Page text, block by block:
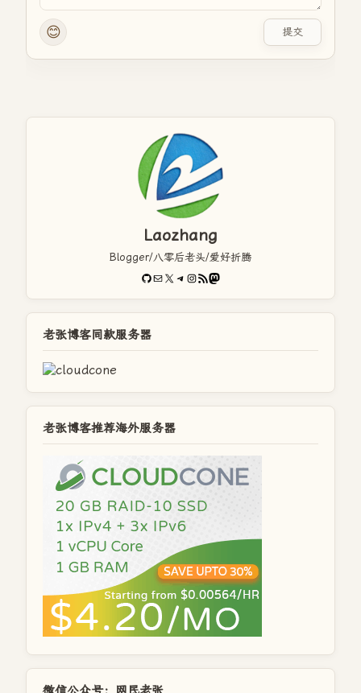
😊 提交
Laozhang
Blogger/八零后老头/爱好折腾
GitHub
电子邮件X Telegram
Instagram
RSS FeedMastodon
老张博客同款服务器
老张博客推荐海外服务器